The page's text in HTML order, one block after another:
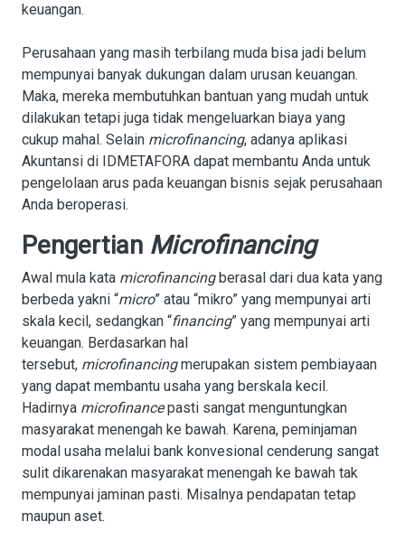
keuangan.
Perusahaan yang masih terbilang muda bisa jadi belum
mempunyai banyak dukungan dalam urusan keuangan.
Maka, mereka membutuhkan bantuan yang mudah untuk
dilakukan tetapi juga tidak mengeluarkan biaya yang
cukup mahal. Selain microfinancing, adanya aplikasi
Akuntansi di IDMETAFORA dapat membantu Anda untuk
pengelolaan arus pada keuangan bisnis sejak perusahaan
Anda beroperasi.
Pengertian Microfinancing
Awal mula kata microfinancingberasal dari dua kata yang
berbeda yakni “micro” atau “mikro” yang mempunyai arti
skala kecil, sedangkan “financing” yang mempunyai arti
keuangan. Berdasarkan hal
tersebut, microfinancingmerupakan sistem pembiayaan
yang dapat membantu usaha yang berskala kecil.
Hadirnya microfinancepasti sangat menguntungkan
masyarakat menengah ke bawah. Karena, peminjaman
modal usaha melalui bank konvesional cenderung sangat
sulit dikarenakan masyarakat menengah ke bawah tak
mempunyai jaminan pasti. Misalnya pendapatan tetap
maupun aset.